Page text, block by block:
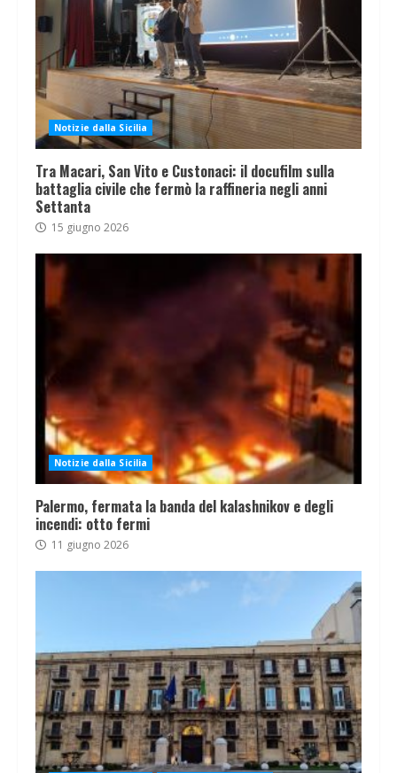
Notizie dalla Sicilia
Tra Macari, San Vito e Custonaci: il docufilm sulla
battaglia civile che fermò la raffineria negli anni
Settanta
15 giugno 2026
Notizie dalla Sicilia
Palermo, fermata la banda del kalashnikov e degli
incendi: otto fermi
11 giugno 2026